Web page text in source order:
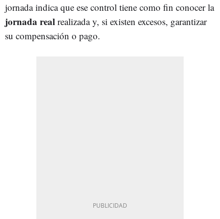
jornada indica que ese control tiene como fin conocer la
jornada real realizada y, si existen excesos, garantizar
su compensación o pago.